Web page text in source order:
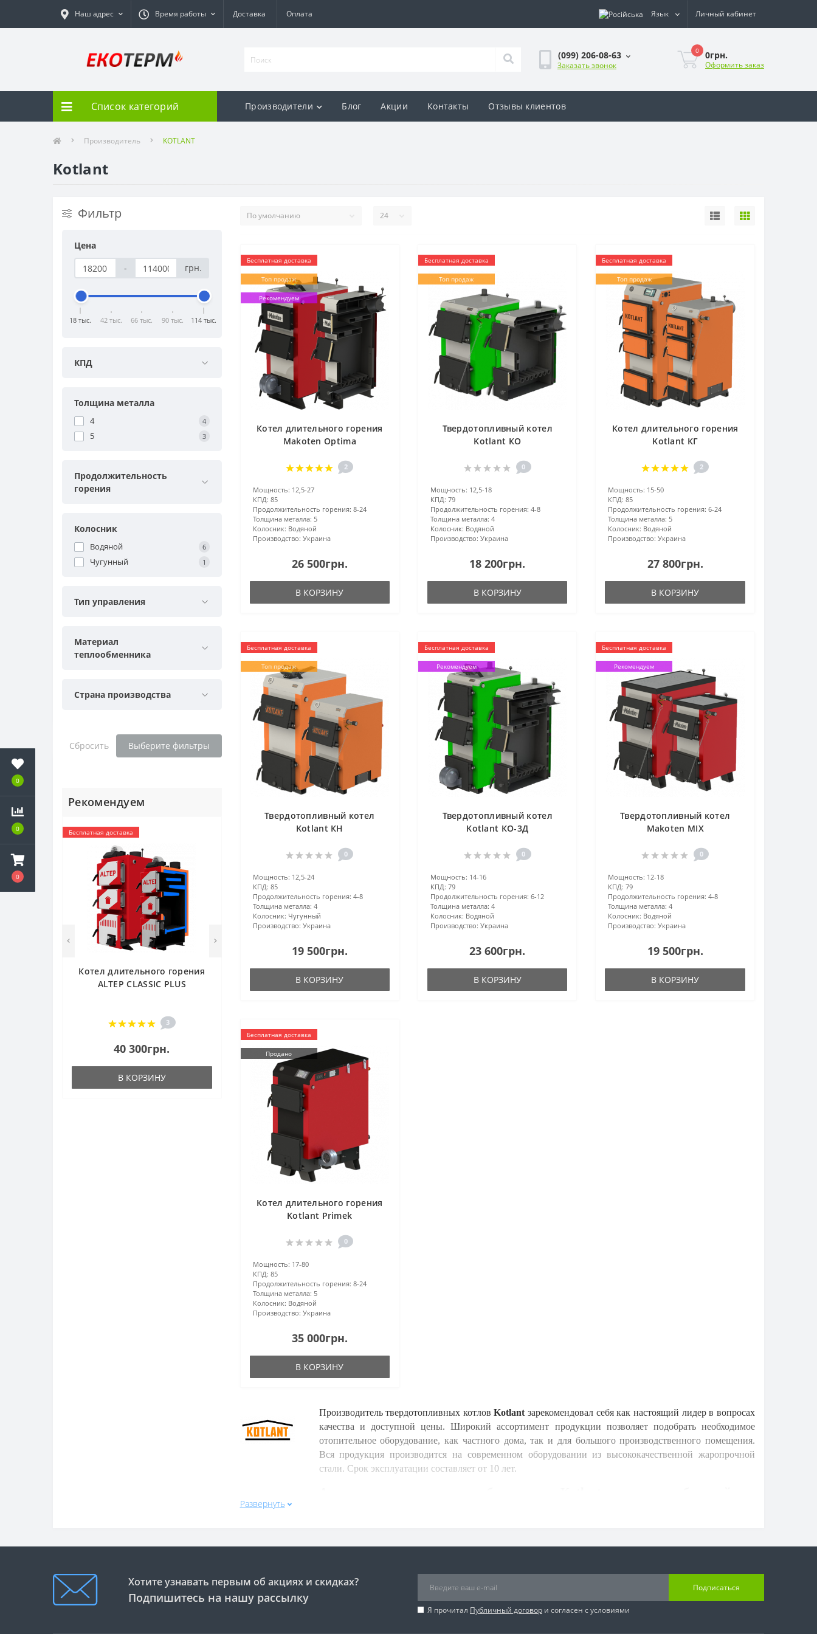
0
0
0
Наш адрес Время работы Доставка Оплата Язык Личный кабинет
(099) 206-08-63
Заказать звонок
0 0грн.
Оформить заказ
Список категорий Производители Блог Акции Контакты Отзывы клиентов
Производитель KOTLANT
Kotlant
Фильтр
Цена
-
грн.
18 тыс. 42 тыс. 66 тыс. 90 тыс. 114 тыс.
КПД
Толщина металла
4 4
5 3
Продолжительность
горения
Колосник
Водяной 6
Чугунный 1
Тип управления
Материал
теплообменника
Страна производства
Сбросить Выберите фильтры
Рекомендуем
Бесплатная доставка
Котел длительного горения
ALTEP CLASSIC PLUS
3
40 300грн.
В КОРЗИНУ
Бесплатная доставка
Топ продаж
Рекомендуем
Котел длительного горения
Makoten Optima
2
Мощность: 12,5-27
КПД: 85
Продолжительность горения: 8-24
Толщина металла: 5
Колосник: Водяной
Производство: Украина
26 500грн.
В КОРЗИНУ
Бесплатная доставка
Топ продаж
Твердотопливный котел
Kotlant КО
0
Мощность: 12,5-18
КПД: 79
Продолжительность горения: 4-8
Толщина металла: 4
Колосник: Водяной
Производство: Украина
18 200грн.
В КОРЗИНУ
Бесплатная доставка
Топ продаж
Котел длительного горения
Kotlant КГ
2
Мощность: 15-50
КПД: 85
Продолжительность горения: 6-24
Толщина металла: 5
Колосник: Водяной
Производство: Украина
27 800грн.
В КОРЗИНУ
Бесплатная доставка
Топ продаж
Твердотопливный котел
Kotlant КН
0
Мощность: 12,5-24
КПД: 85
Продолжительность горения: 4-8
Толщина металла: 4
Колосник: Чугунный
Производство: Украина
19 500грн.
В КОРЗИНУ
Бесплатная доставка
Рекомендуем
Твердотопливный котел
Kotlant КО-3Д
0
Мощность: 14-16
КПД: 79
Продолжительность горения: 6-12
Толщина металла: 4
Колосник: Водяной
Производство: Украина
23 600грн.
В КОРЗИНУ
Бесплатная доставка
Рекомендуем
Твердотопливный котел
Makoten MIX
0
Мощность: 12-18
КПД: 79
Продолжительность горения: 4-8
Толщина металла: 4
Колосник: Водяной
Производство: Украина
19 500грн.
В КОРЗИНУ
Бесплатная доставка
Продано
Котел длительного горения
Kotlant Primek
0
Мощность: 17-80
КПД: 85
Продолжительность горения: 8-24
Толщина металла: 5
Колосник: Водяной
Производство: Украина
35 000грн.
В КОРЗИНУ
Производитель твердотопливных котловKotlant зарекомендовал себя как настоящий лидер в вопросах
качества и доступной цены. Широкий ассортимент продукции позволяет подобрать необходимое
отопительное оборудование, как частного дома, так и для большого производственного помещения.
Вся продукция производится на современном оборудовании из высококачественной жаропрочной
стали. Срок эксплуатации составляет от 10 лет.
кВт. и5 ммв моделях от 22 кВт. Конвекционная часть в форме горизонтальных полок позволяет
чугунным колосником, остальные - водоохлаждаемым из толстостенной бесшовной трубы.
Возможность как механического, так и электронного управления температурой теплоносителя, в том
числе и с датчиком дымовых газов.
Развернуть
Хотите узнавать первым об акциях и скидках?
Подпишитесь на нашу рассылку
Подписаться
Я прочитал Публичный договор и согласен с условиями